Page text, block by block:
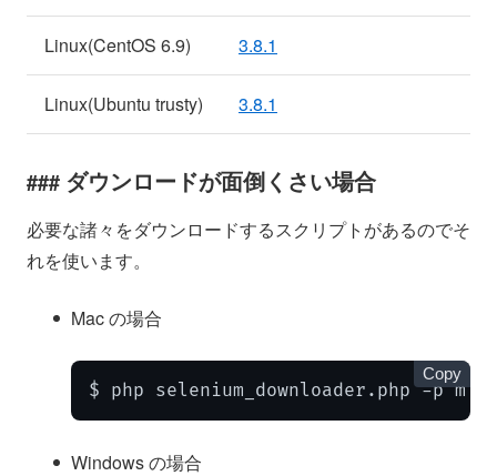
Linux(CentOS 6.9) 3.8.1
Linux(Ubuntu trusty) 3.8.1
ダウンロードが面倒くさい場合
必要な諸々をダウンロードするスクリプトがあるのでそ
れを使います。
Mac の場合
$ php selenium_downloader.php -p
Copy
Windows の場合